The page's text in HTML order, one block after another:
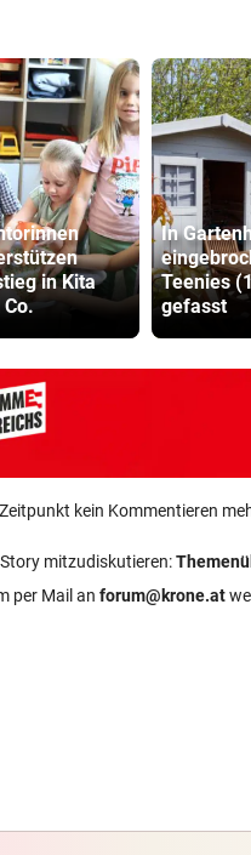
in Kita
In
Teenies
gefasst
kein Kommentieren
mitzudiskutieren:
per Mail an forum@krone.at